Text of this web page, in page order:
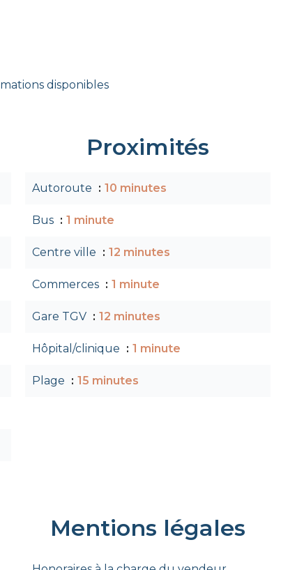
disponibles
Proximités
Autoroute 10 minutes
Bus 1 minute
Centre ville 12 minutes
Commerces 1 minute
Gare TGV 12 minutes
Hôpital/clinique 1 minute
Plage 15 minutes
Mentions légales